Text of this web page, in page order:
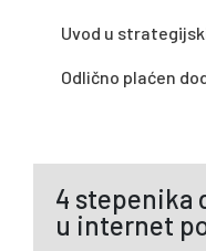
Uvod u
Odlično plaćen
4 stepenika
u internet